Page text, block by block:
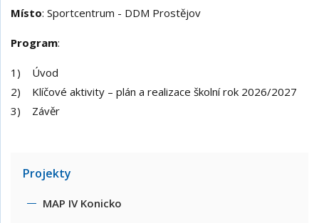
Místo: Sportcentrum - DDM Prostějov
Program:
1) Úvod
2) Klíčové aktivity – plán a realizace školní rok 2026/2027
3) Závěr
Projekty
MAP IV Konicko